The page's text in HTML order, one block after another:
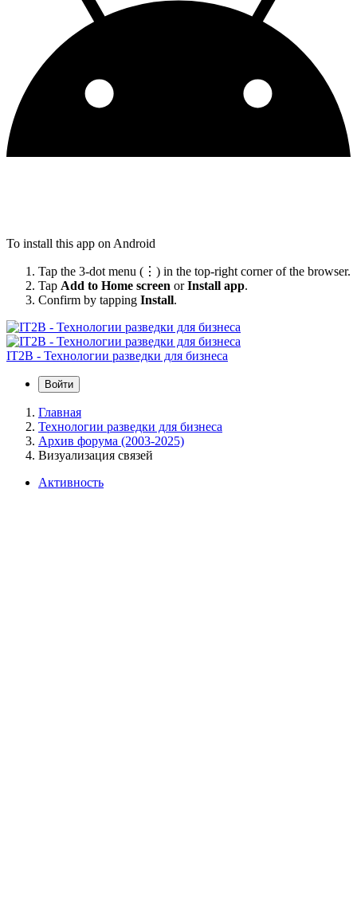
To install this app on Android
Tap the 3-dot menu (⋮) in the top-right corner of the browser.
Tap Add to Home screen orInstall app.
Confirm by tapping Install.
IT2B - Технологии разведки для бизнеса
Войти
Главная
Технологии разведки для бизнеса
Архив форума (2003-2025)
Визуализация связей
Активность